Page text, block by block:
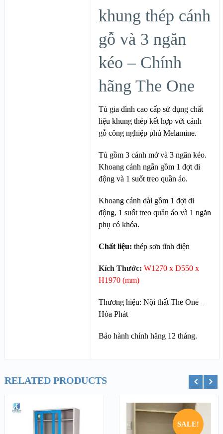
khung thép cánh
gỗ và 3 ngăn
kéo – Chính
hãng The One
Tủ gia đình cao cấp sử dụng chất
liệu khung thép kết hợp với cánh
gỗ công nghiệp phủ Melamine.
Tủ gồm 3 cánh mở và 3 ngăn kéo.
Khoang cánh ngắn gồm 1 đợt di
động và 1 suốt treo quần áo.
Khoang cánh dài gồm 1 đợt di
động, 1 suốt treo quần áo và 1 ngăn
phụ có khóa.
Chất liệu: thép sơn tĩnh điện
Kích Thước: W1270 x D550 x
H1970 (mm)
Thương hiệu: Nội thất The One –
Hòa Phát
Bảo hành chính hãng 12 tháng.
RELATED PRODUCTS
SALE!
Thêm vào giỏ hàng Thêm vào